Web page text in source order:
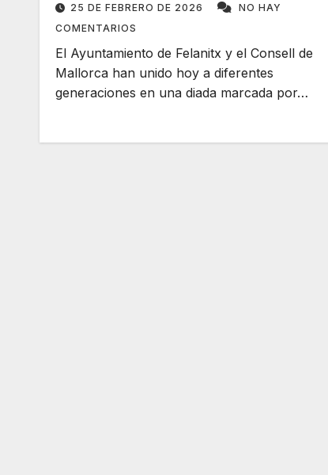
25 DE FEBRERO DE 2026
NO HAY
COMENTARIOS
El Ayuntamiento de Felanitx y el Consell de
Mallorca han unido hoy a diferentes
generaciones en una diada marcada por…